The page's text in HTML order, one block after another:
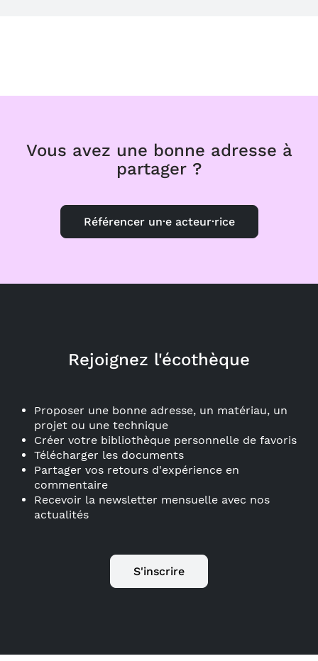
Vous avez une bonne adresse à
partager ?
Référencer un·e acteur·rice
Rejoignez l'écothèque
Proposer une bonne adresse, un matériau, un
projet ou une technique
Créer votre bibliothèque personnelle de favoris
Télécharger les documents
Partager vos retours d'expérience en
commentaire
Recevoir la newsletter mensuelle avec nos
actualités
S'inscrire